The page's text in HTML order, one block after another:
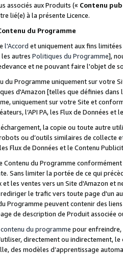
associés aux Produits (« Contenu
lié(e) à la présente Licence.
du Programme
l'Accord et uniquement aux fins
autres Politiques du Programme],
et ne pouvant faire l'objet de
du Programme uniquement sur votre
d'Amazon [telles que définies dans
uniquement sur votre Site et
l’API PA, les Flux de Données
la copie ou toute autre
ou d’outils similaires de
les Flux de Données et le Contenu
Contenu du Programme
Sans limiter la portée de ce qui
les ventes vers un Site d'Amazon et
le trafic vers toute page d'un
Programme peuvent contenir des
de description de Produit associée
contenu du programme pour
directement ou indirectement,
des modèles d’apprentissage